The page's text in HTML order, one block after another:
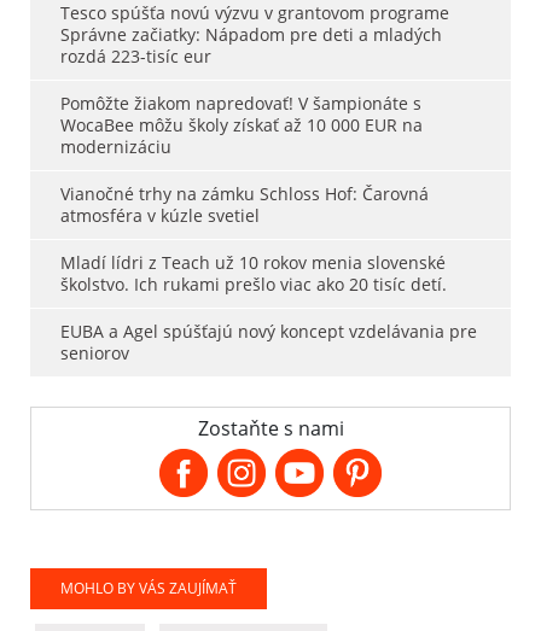
Tesco spúšťa novú výzvu v grantovom programe
Správne začiatky: Nápadom pre deti a mladých
rozdá 223-tisíc eur
Pomôžte žiakom napredovať! V šampionáte s
WocaBee môžu školy získať až 10 000 EUR na
modernizáciu
Vianočné trhy na zámku Schloss Hof: Čarovná
atmosféra v kúzle svetiel
Mladí lídri z Teach už 10 rokov menia slovenské
školstvo. Ich rukami prešlo viac ako 20 tisíc detí.
EUBA a Agel spúšťajú nový koncept vzdelávania pre
seniorov
Zostaňte s nami
MOHLO BY VÁS ZAUJÍMAŤ